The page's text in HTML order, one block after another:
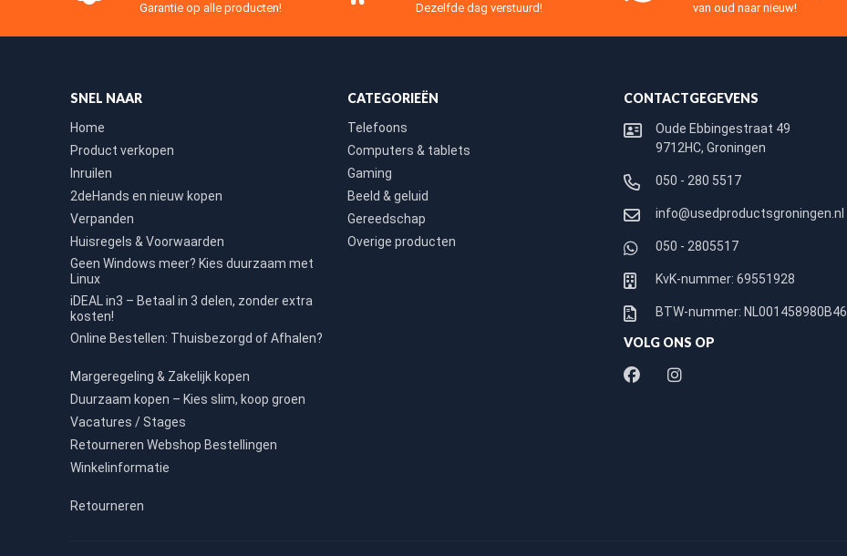
Garantie op alle producten!
Dezelfde dag verstuurd!
van oud naar nieuw!
SNEL NAAR
Home
Product verkopen
Inruilen
2deHands en nieuw kopen
Verpanden
Huisregels & Voorwaarden
Geen Windows meer? Kies duurzaam met
Linux
iDEAL in3 – Betaal in 3 delen, zonder extra
kosten!
Online Bestellen: Thuisbezorgd of Afhalen?
Margeregeling & Zakelijk kopen
Duurzaam kopen – Kies slim, koop groen
Vacatures / Stages
Retourneren Webshop Bestellingen
Winkelinformatie
Retourneren
CATEGORIEËN
Telefoons
Computers & tablets
Gaming
Beeld & geluid
Gereedschap
Overige producten
CONTACTGEGEVENS
Oude Ebbingestraat 49
9712HC, Groningen
050 - 280 5517
info@usedproductsgroningen.nl
050 - 2805517
KvK-nummer: 69551928
BTW-nummer: NL001458980B46
VOLG ONS OP